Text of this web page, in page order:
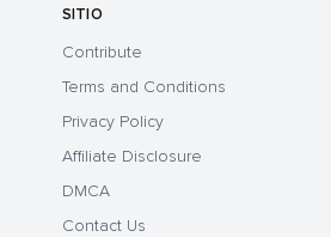
SITIO
Contribute
Terms and Conditions
Privacy Policy
Affiliate Disclosure
DMCA
Contact Us